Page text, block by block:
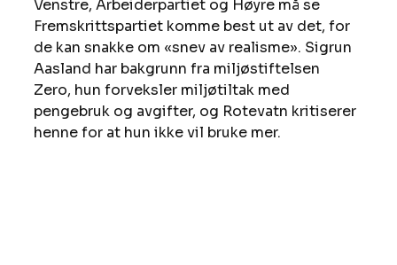
Venstre, Arbeiderpartiet og Høyre må se
Fremskrittspartiet komme best ut av det, for
de kan snakke om «snev av realisme». Sigrun
Aasland har bakgrunn fra miljøstiftelsen
Zero, hun forveksler miljøtiltak med
pengebruk og avgifter, og Rotevatn kritiserer
henne for at hun ikke vil bruke mer.